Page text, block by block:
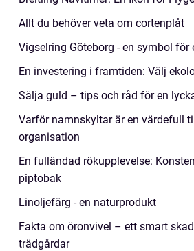
Allt du behöver veta om cortenplåt
Vigselring Göteborg - en symbol för
En investering i framtiden: Välj
Sälja guld – tips och råd för en
Varför namnskyltar är en värdefull
organisation
En fulländad rökupplevelse:
piptobak
Linoljefärg - en naturprodukt
Fakta om öronvivel – ett smart
trädgårdar